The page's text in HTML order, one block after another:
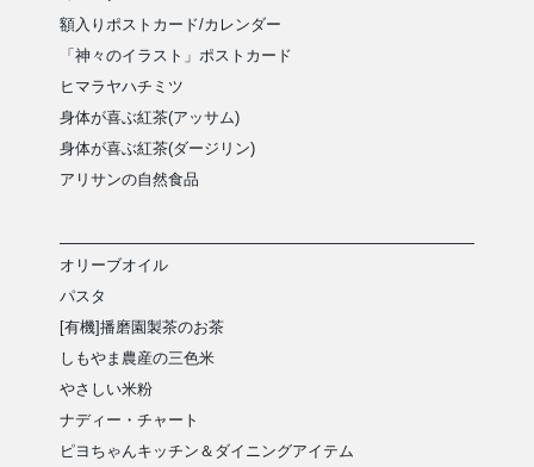
額入りポストカード/カレンダー
「神々のイラスト」ポストカード
ヒマラヤハチミツ
身体が喜ぶ紅茶(アッサム)
身体が喜ぶ紅茶(ダージリン)
アリサンの自然食品
オリーブオイル
パスタ
[有機]播磨園製茶のお茶
しもやま農産の三色米
やさしい米粉
ナディー・チャート
ピヨちゃんキッチン＆ダイニングアイテム